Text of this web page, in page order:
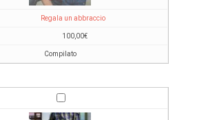
Regala un abbraccio
100,00€
Compilato